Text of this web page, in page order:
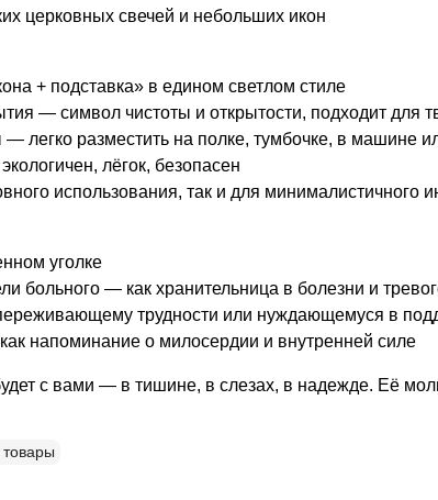
церковных свечей и небольших икон
+ подставка» в едином светлом стиле
— символ чистоты и открытости, подходит для
легко разместить на полке, тумбочке, в машине
лёгок, безопасен
использования, так и для минималистичного
уголке
больного — как хранительница в болезни и
трудности или нуждающемуся в
напоминание о милосердии и внутренней силе
с вами — в тишине, в слезах, в надежде. Её
товары